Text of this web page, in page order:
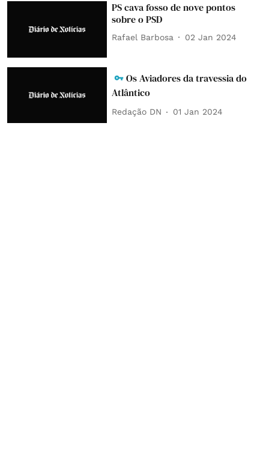
PS cava fosso de nove pontos
sobre o PSD
Rafael Barbosa 02 Jan 2024
Os Aviadores da travessia do
Atlântico
Redação DN 01 Jan 2024